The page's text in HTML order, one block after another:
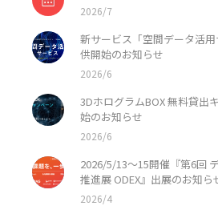
2026/7
新サービス「空間データ活
供開始のお知らせ
2026/6
3DホログラムBOX 無料貸出
始のお知らせ
2026/6
2026/5/13〜15開催『第6回
推進展 ODEX』出展のお知ら
2026/4